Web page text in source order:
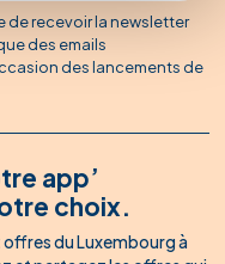
de recevoir la newsletter
des emails
des lancements de
app’
choix.
du Luxembourg à